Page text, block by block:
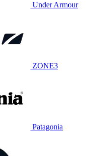
Under Armour
ZONE3
Patagonia